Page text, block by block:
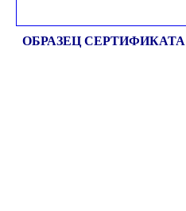
ОБРАЗЕЦ СЕРТИФИКАТА